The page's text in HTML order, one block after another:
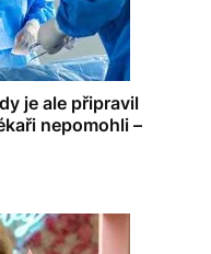
je ale připravil
nepomohli –